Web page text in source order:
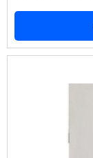
isolamento
Montagem
qualidade com
dos
sua área de
sua energia em
Escritório de
obra